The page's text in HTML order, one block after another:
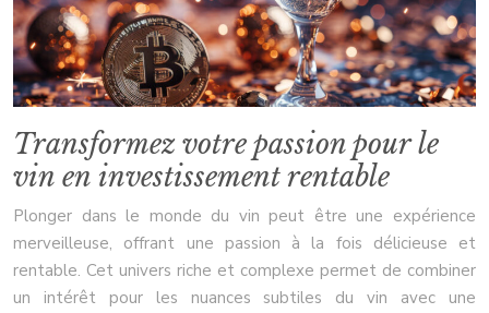
Transformez votre passion pour le
vin en investissement rentable
Plonger dans le monde du vin peut être une expérience
merveilleuse, offrant une passion à la fois délicieuse et
rentable. Cet univers riche et complexe permet de combiner
un intérêt pour les nuances subtiles du vin avec une